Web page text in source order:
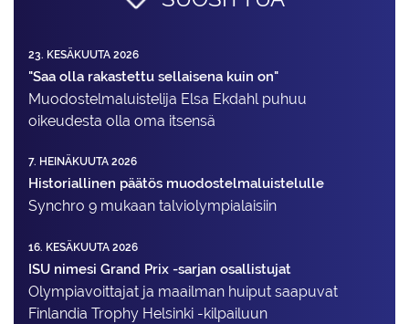
23. KESÄKUUTA 2026
"Saa olla rakastettu sellaisena kuin on"
Muodostelma­luistelija Elsa Ekdahl puhuu
oikeudesta olla oma itsensä
7. HEINÄKUUTA 2026
Historiallinen päätös muodostelmaluistelulle
Synchro 9 mukaan talviolympialaisiin
16. KESÄKUUTA 2026
ISU nimesi Grand Prix -sarjan osallistujat
Olympiavoittajat ja maailman huiput saapuvat
Finlandia Trophy Helsinki -kilpailuun